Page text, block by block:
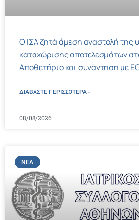
Ο ΙΣΑ ζητά άμεση αναστολή της
καταχώρισης αποτελεσμάτων
Αποθετήριο και συνάντηση με
ΔΙΑΒΑΣΤΕ ΠΕΡΙΣΣΌΤΕΡΑ »
08/08/2026
ΝΈΑ